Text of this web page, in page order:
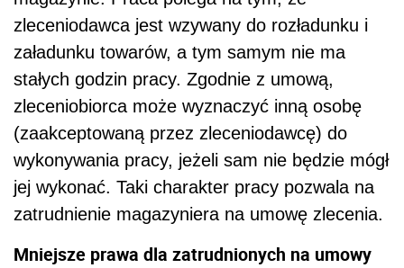
zleceniodawca jest wzywany do rozładunku i
załadunku towarów, a tym samym nie ma
stałych godzin pracy. Zgodnie z umową,
zleceniobiorca może wyznaczyć inną osobę
(zaakceptowaną przez zleceniodawcę) do
wykonywania pracy, jeżeli sam nie będzie mógł
jej wykonać. Taki charakter pracy pozwala na
zatrudnienie magazyniera na umowę zlecenia.
Mniejsze prawa dla zatrudnionych na umowy